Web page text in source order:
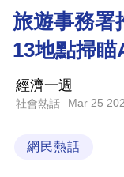
理
財
商
科
旅遊事務
13地點掃瞄
經濟一週
社會熱話 Mar 25
網民熱話